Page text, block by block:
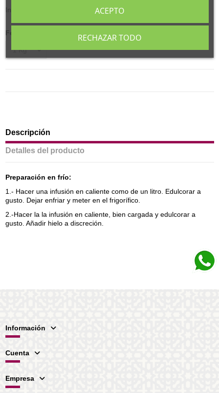
Ingredientes: Arándanos, moras, pasas, hibisco y aroma.
Formato
Descripción
Detalles del producto
Preparación en frío:
1.- Hacer una infusión en caliente como de un litro. Edulcorar a
gusto. Dejar enfriar y meter en el frigorífico.
2.-Hacer la la infusión en caliente, bien cargada y edulcorar a
gusto. Añadir hielo a discreción.
Información
Cuenta
Empresa
RECHAZAR TODO
ACEPTO